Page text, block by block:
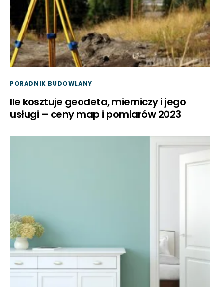
PORADNIK BUDOWLANY
Ile kosztuje geodeta, mierniczy i jego
usługi – ceny map i pomiarów 2023